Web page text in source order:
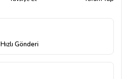
Hızlı Gönderi